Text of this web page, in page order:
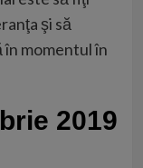
şi să
în momentul în
2019